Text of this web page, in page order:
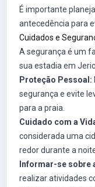
É importante
antecedência para
Cuidados e
A segurança é um
sua estadia em
Proteção Pessoal:
segurança e evite
para a praia.
Cuidado com a
considerada uma
redor durante a
Informar-se sobre
realizar atividades